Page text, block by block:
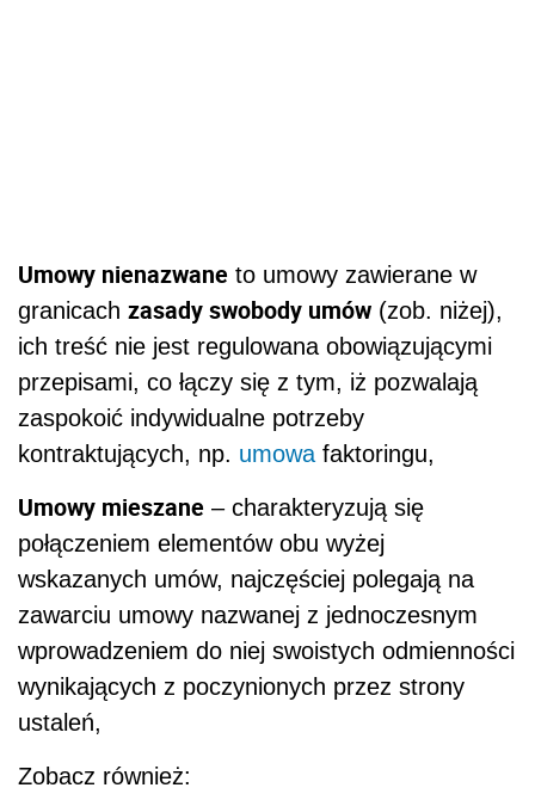
Umowy nienazwane to umowy zawierane w
granicach zasady swobody umów (zob. niżej),
ich treść nie jest regulowana obowiązującymi
przepisami, co łączy się z tym, iż pozwalają
zaspokoić indywidualne potrzeby
kontraktujących, np. umowa faktoringu,
Umowy mieszane – charakteryzują się
połączeniem elementów obu wyżej
wskazanych umów, najczęściej polegają na
zawarciu umowy nazwanej z jednoczesnym
wprowadzeniem do niej swoistych odmienności
wynikających z poczynionych przez strony
ustaleń,
Zobacz również: